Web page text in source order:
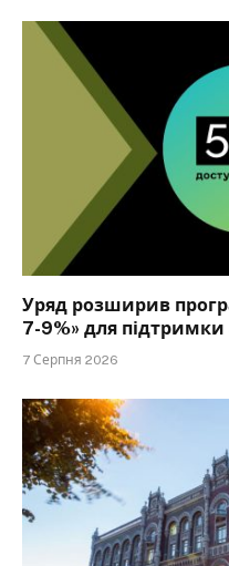
Уряд розширив
7-9%» для підтримки
7 Серпня 2026